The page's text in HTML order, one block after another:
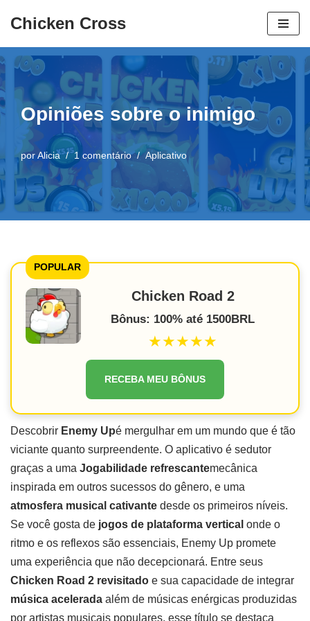
para
Chicken Cross
Opiniões sobre o inimigo
porAlicia 1 comentário Aplicativo
POPULAR
Chicken Road 2
Bônus: 100% até 1500BRL
★★★★★
RECEBA MEU BÔNUS
Descobrir Enemy Upé mergulhar em um mundo que é tão
viciante quanto surpreendente. O aplicativo é sedutor
graças a uma Jogabilidade refrescantemecânica
inspirada em outros sucessos do gênero, e uma
atmosfera musical cativante desde os primeiros níveis.
Se você gosta de jogos de plataforma vertical onde o
ritmo e os reflexos são essenciais, Enemy Up promete
uma experiência que não decepcionará. Entre seus
Chicken Road 2 revisitado e sua capacidade de integrar
música acelerada além de músicas enérgicas produzidas
por artistas musicais populares, esse título se destaca